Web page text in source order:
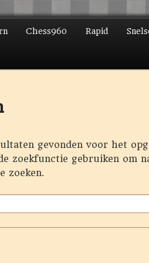
Chess960 Rapid
gevonden voor het
zoekfunctie gebruiken om
zoeken.